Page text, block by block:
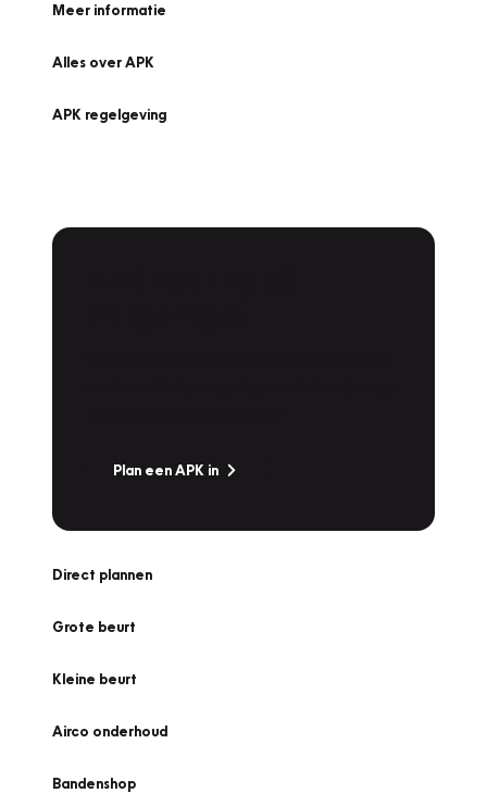
Meer informatie
Alles over APK
APK regelgeving
Plan een APK in
Direct plannen
Grote beurt
Kleine beurt
Airco onderhoud
Bandenshop